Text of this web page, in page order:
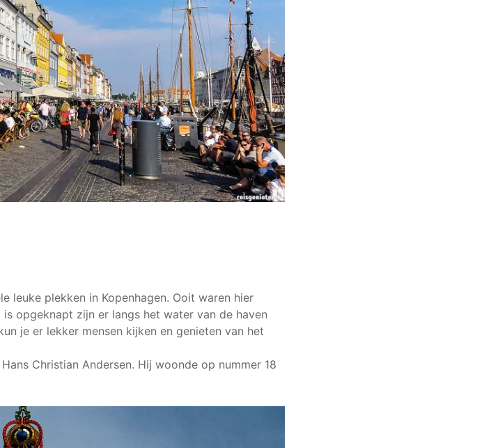
leuke plekken in Kopenhagen. Ooit waren hier
opgeknapt zijn er langs het water van de haven
je er lekker mensen kijken en genieten van het
Christian Andersen. Hij woonde op nummer 18